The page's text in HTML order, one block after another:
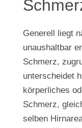
Generell liegt
unaushaltbar
Schmerz,
unterscheidet
körperliches
Schmerz,
selben